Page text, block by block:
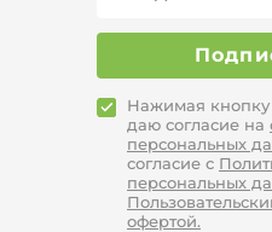
Нажимая кнопку
даю согласие на
персональных
согласие с
персональных
офертой.